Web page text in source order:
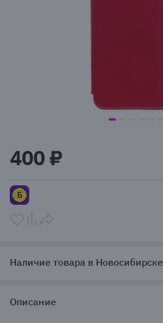
item
of
6
400 ₽
Наличие товара в Новосибирске
Описание